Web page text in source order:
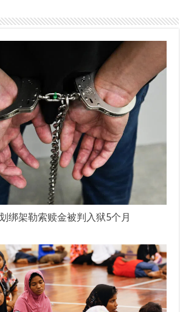
绑架勒索赎金被判入狱5个月